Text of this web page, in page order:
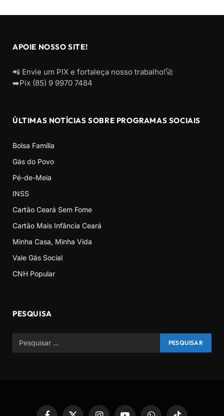
APOIE NOSSO SITE!
📲 Envie um PIX e fortaleça nosso trabalho!🚀
➡️Pix (85) 9 9970 7484
ÚLTIMAS NOTÍCIAS SOBRE PROGRAMAS SOCIAIS
Bolsa Família
Gás do Povo
Pé-de-Meia
INSS
Cartão Ceará Sem Fome
Cartão Mais Infância Ceará
Minha Casa, Minha Vida
Vale Gás Social
CNH Popular
PESQUISA